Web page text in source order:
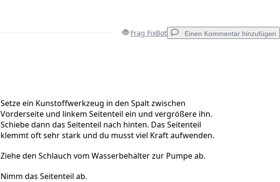
Frag FixBot Einen Kommentar hinzufügen
Abbrechen
Setze ein Kunstoffwerkzeug in den Spalt zwischen
Vorderseite und linkem Seitenteil ein und vergrößere ihn.
Schiebe dann das Seitenteil nach hinten. Das Seitenteil
klemmt oft sehr stark und du musst viel Kraft aufwenden.
Ziehe den Schlauch vom Wasserbehälter zur Pumpe ab.
Nimm das Seitenteil ab.